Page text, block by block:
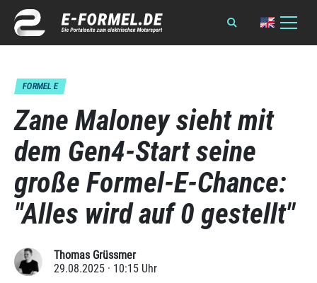
FORMEL E
Zane Maloney sieht mit
dem Gen4-Start seine
große Formel-E-Chance:
"Alles wird auf 0 gestellt"
Thomas Grüssmer
29.08.2025 · 10:15 Uhr